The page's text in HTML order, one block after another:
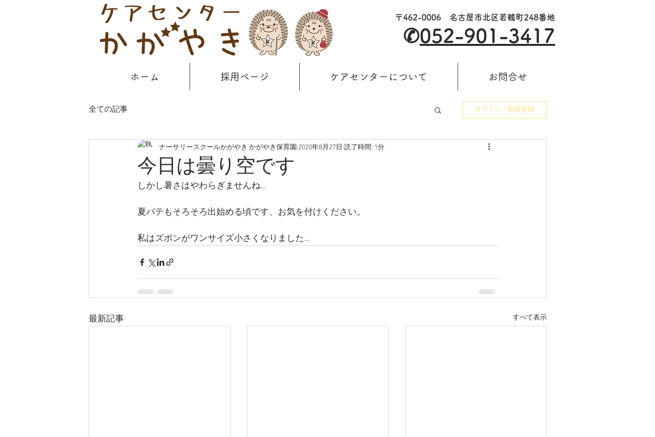
〒462-0006 名古屋市北区若鶴町248番地
✆052-901-3417
ホーム 採用ページ ケアセンターについて お問合せ
全ての記事 ログイン / 新規登録
今日は曇り空です
ナーサリースクールかがやき かがやき保育園 2020年8月27日 読了時間: 1分
しかし暑さはやわらぎませんね…
夏バテもそろそろ出始める頃です、お気を付けください。
私はズボンがワンサイズ小さくなりました…
最新記事 すべて表示